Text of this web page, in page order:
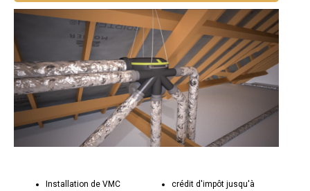
Installation de VMC
crédit d'impôt jusqu'à